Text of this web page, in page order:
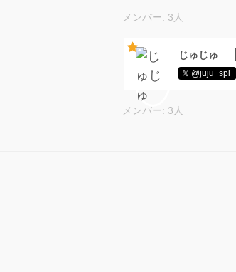
メンバー: 3人
じゅじゅ
@juju_spl
メンバー: 3人